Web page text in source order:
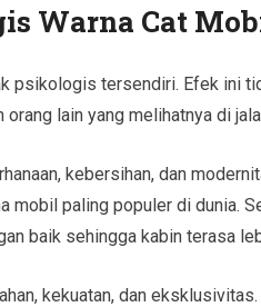
Warna Cat
psikologis tersendiri. Efek ini
lain yang melihatnya di
kebersihan, dan
mobil paling populer di dunia.
baik sehingga kabin terasa
kekuatan, dan